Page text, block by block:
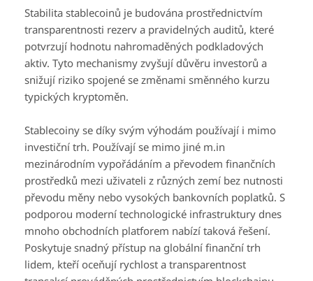
Stabilita stablecoinů je budována prostřednictvím
transparentnosti rezerv a pravidelných auditů, které
potvrzují hodnotu nahromaděných podkladových
aktiv. Tyto mechanismy zvyšují důvěru investorů a
snižují riziko spojené se změnami směnného kurzu
typických kryptoměn.
Stablecoiny se díky svým výhodám používají i mimo
investiční trh. Používají se mimo jiné m.in
mezinárodním vypořádáním a převodem finančních
prostředků mezi uživateli z různých zemí bez nutnosti
převodu měny nebo vysokých bankovních poplatků. S
podporou moderní technologické infrastruktury dnes
mnoho obchodních platforem nabízí taková řešení.
Poskytuje snadný přístup na globální finanční trh
lidem, kteří oceňují rychlost a transparentnost